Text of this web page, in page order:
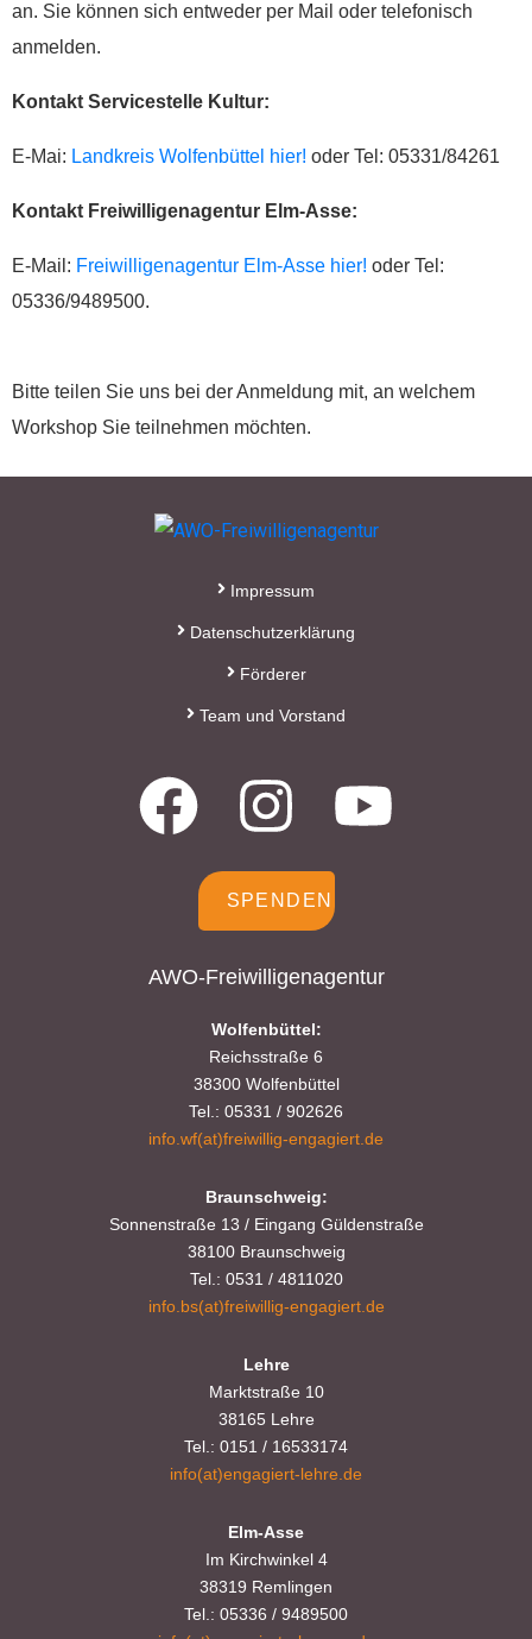
an. Sie können sich entweder per Mail oder telefonisch
anmelden.
Kontakt Servicestelle Kultur:
E-Mai: Landkreis Wolfenbüttel hier! oder Tel: 05331/84261
Kontakt Freiwilligenagentur Elm-Asse:
E-Mail: Freiwilligenagentur Elm-Asse hier! oder Tel:
05336/9489500.
Bitte teilen Sie uns bei der Anmeldung mit, an welchem
Workshop Sie teilnehmen möchten.
Impressum
Datenschutzerklärung
Förderer
Team und Vorstand
SPENDEN
AWO-Freiwilligenagentur
Wolfenbüttel:
Reichsstraße 6
38300 Wolfenbüttel
Tel.: 05331 / 902626
info.wf(at)freiwillig-engagiert.de
Braunschweig:
Sonnenstraße 13 / Eingang Güldenstraße
38100 Braunschweig
Tel.: 0531 / 4811020
info.bs(at)freiwillig-engagiert.de
Lehre
Marktstraße 10
38165 Lehre
Tel.: 0151 / 16533174
info(at)engagiert-lehre.de
Elm-Asse
Im Kirchwinkel 4
38319 Remlingen
Tel.: 05336 / 9489500